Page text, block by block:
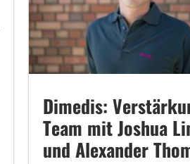
Dimedis:
Team mit Joshua
und Alexander